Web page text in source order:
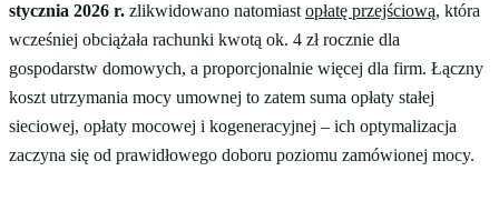
stycznia 2026 r. zlikwidowano natomiast opłatę przejściową, która
wcześniej obciążała rachunki kwotą ok. 4 zł rocznie dla
gospodarstw domowych, a proporcjonalnie więcej dla firm. Łączny
koszt utrzymania mocy umownej to zatem suma opłaty stałej
sieciowej, opłaty mocowej i kogeneracyjnej – ich optymalizacja
zaczyna się od prawidłowego doboru poziomu zamówionej mocy.